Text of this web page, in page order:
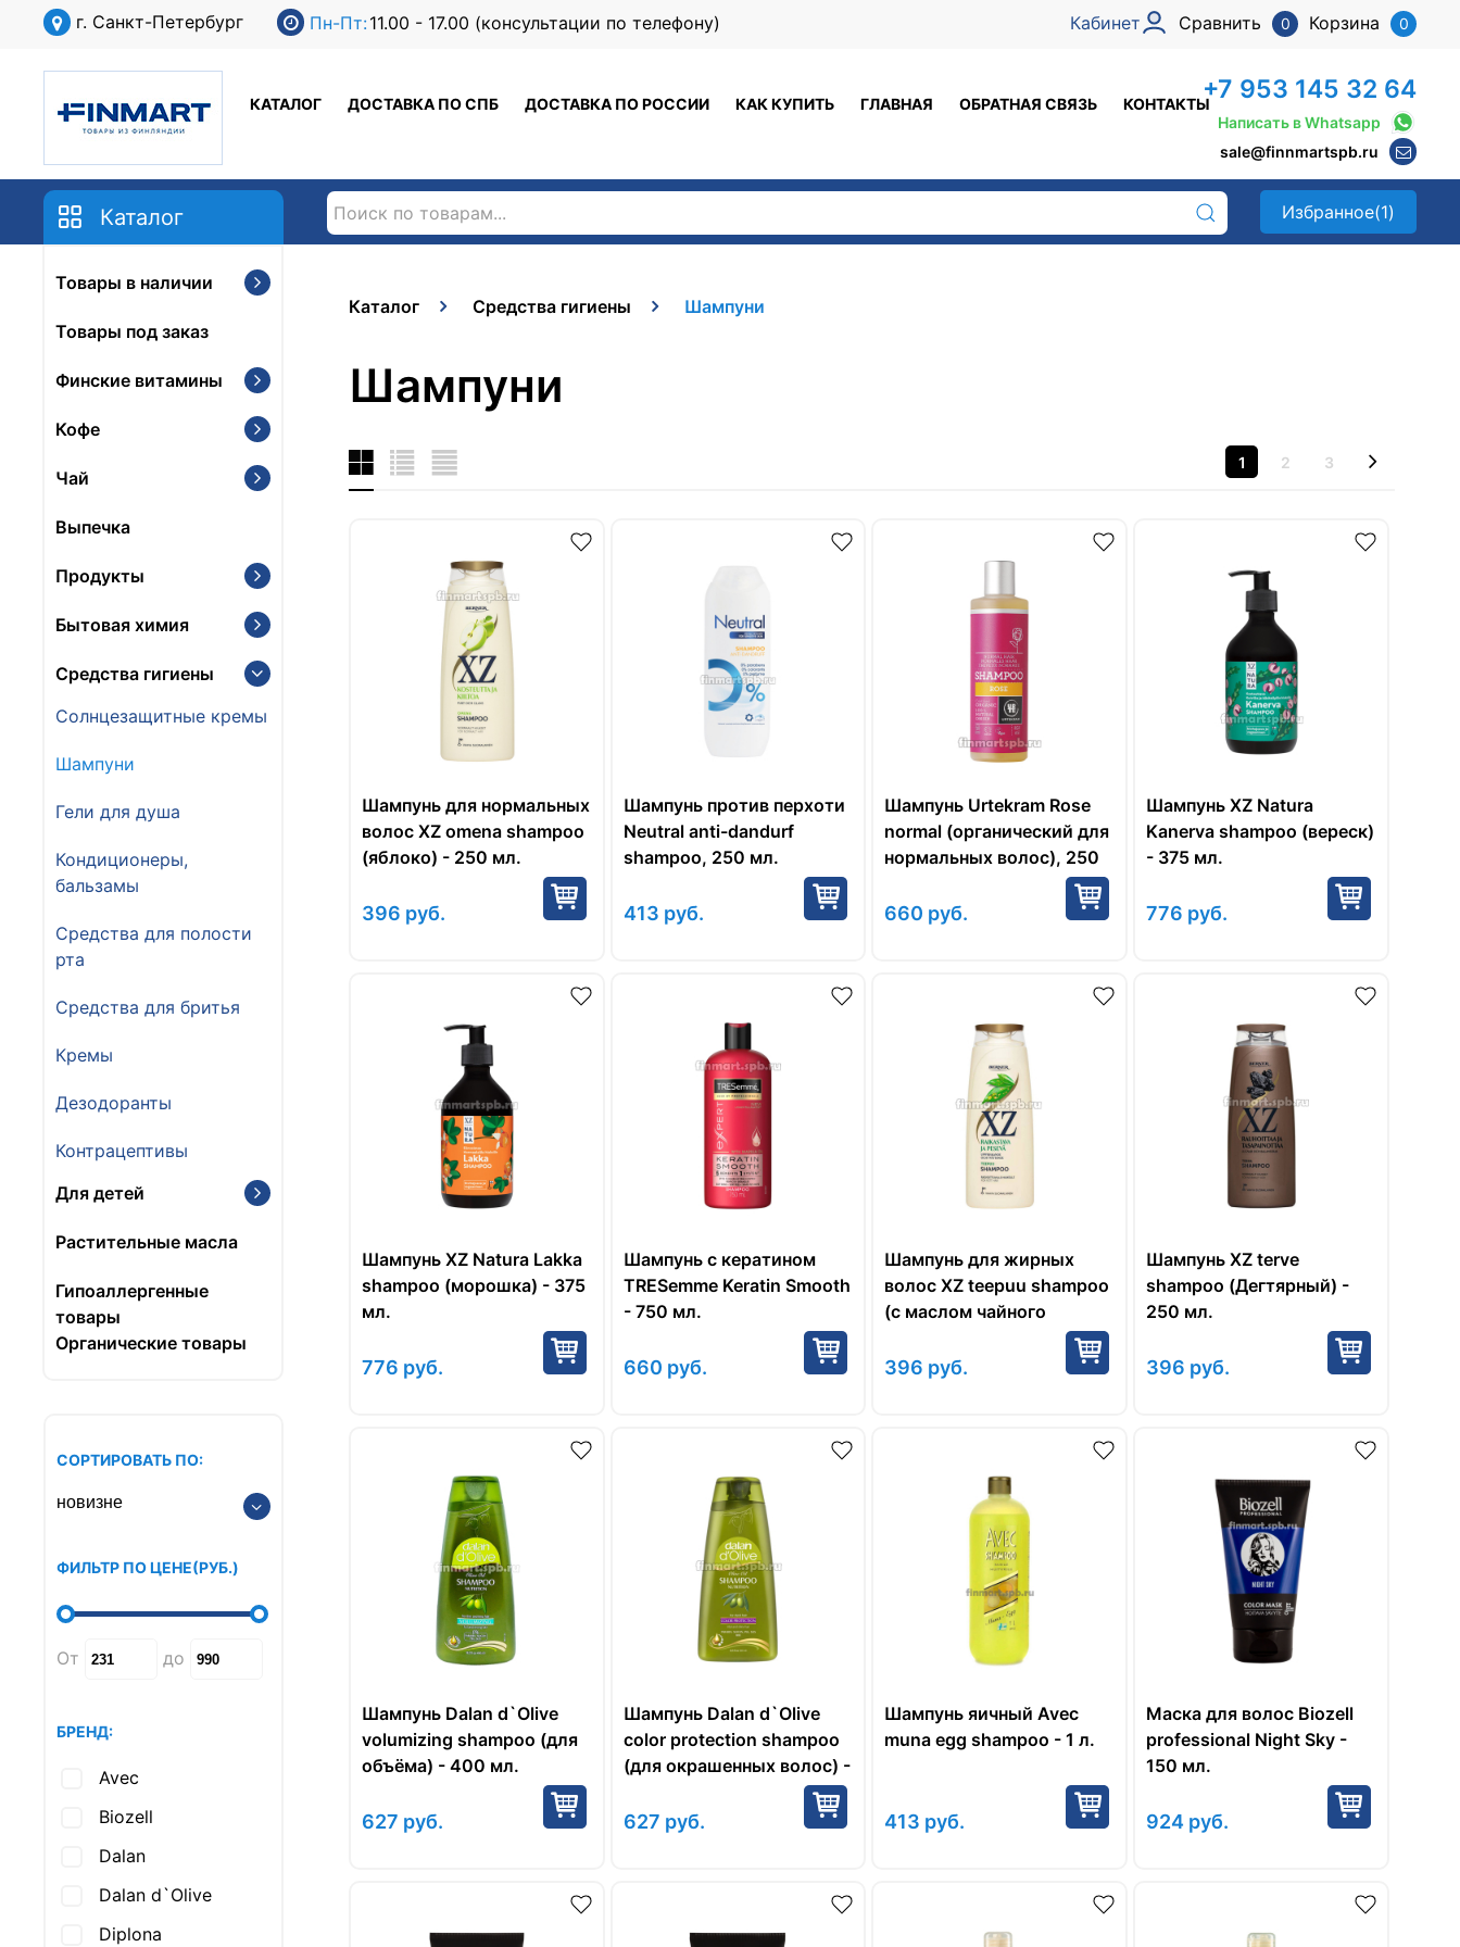
г. Санкт-Петербург Пн-Пт:11.00 - 17.00 (консультации по телефону) Кабинет Корзина 0
Сравнить 0
КАТАЛОГ ДОСТАВКА ПО СПБ ДОСТАВКА ПО РОССИИ КАК КУПИТЬ ГЛАВНАЯ ОБРАТНАЯ СВЯЗЬ КОНТАКТЫ+7 953 145 32 64
Написать в Whatsapp
sale@finnmartspb.ru
Избранное(1)
Каталог
Товары в наличии
Товары под заказ
Финские витамины
Кофе
Чай
Выпечка
Продукты
Бытовая химия
Средства гигиены
Солнцезащитные кремы
Шампуни
Гели для душа
Кондиционеры,
бальзамы
Средства для полости
рта
Средства для бритья
Кремы
Дезодоранты
Контрацептивы
Для детей
Растительные масла
Гипоаллергенные
товары
Органические товары
СОРТИРОВАТЬ ПО:
ФИЛЬТР ПО ЦЕНЕ(РУБ.)
От до
БРЕНД:
Avec
Biozell
Dalan
Dalan d`Olive
Diplona
Каталог Средства гигиены Шампуни
Шампуни
1 2 3
Шампунь для нормальных
волос XZ omena shampoo
(яблоко) - 250 мл.
396 руб.
Шампунь против перхоти
Neutral anti-dandurf
shampoo, 250 мл.
413 руб.
Шампунь Urtekram Rose
normal (органический для
нормальных волос), 250
660 руб.
Шампунь XZ Natura
Kanerva shampoo (вереск)
- 375 мл.
776 руб.
Шампунь XZ Natura Lakka
shampoo (морошка) - 375
мл.
776 руб.
Шампунь с кератином
TRESemme Keratin Smooth
- 750 мл.
660 руб.
Шампунь для жирных
волос XZ teepuu shampoo
(с маслом чайного
396 руб.
Шампунь XZ terve
shampoo (Дегтярный) -
250 мл.
396 руб.
Шампунь Dalan d`Olive
volumizing shampoo (для
объёма) - 400 мл.
627 руб.
Шампунь Dalan d`Olive
color protection shampoo
(для окрашенных волос) -
627 руб.
Шампунь яичный Avec
muna egg shampoo - 1 л.
413 руб.
Маска для волос Biozell
professional Night Sky -
150 мл.
924 руб.